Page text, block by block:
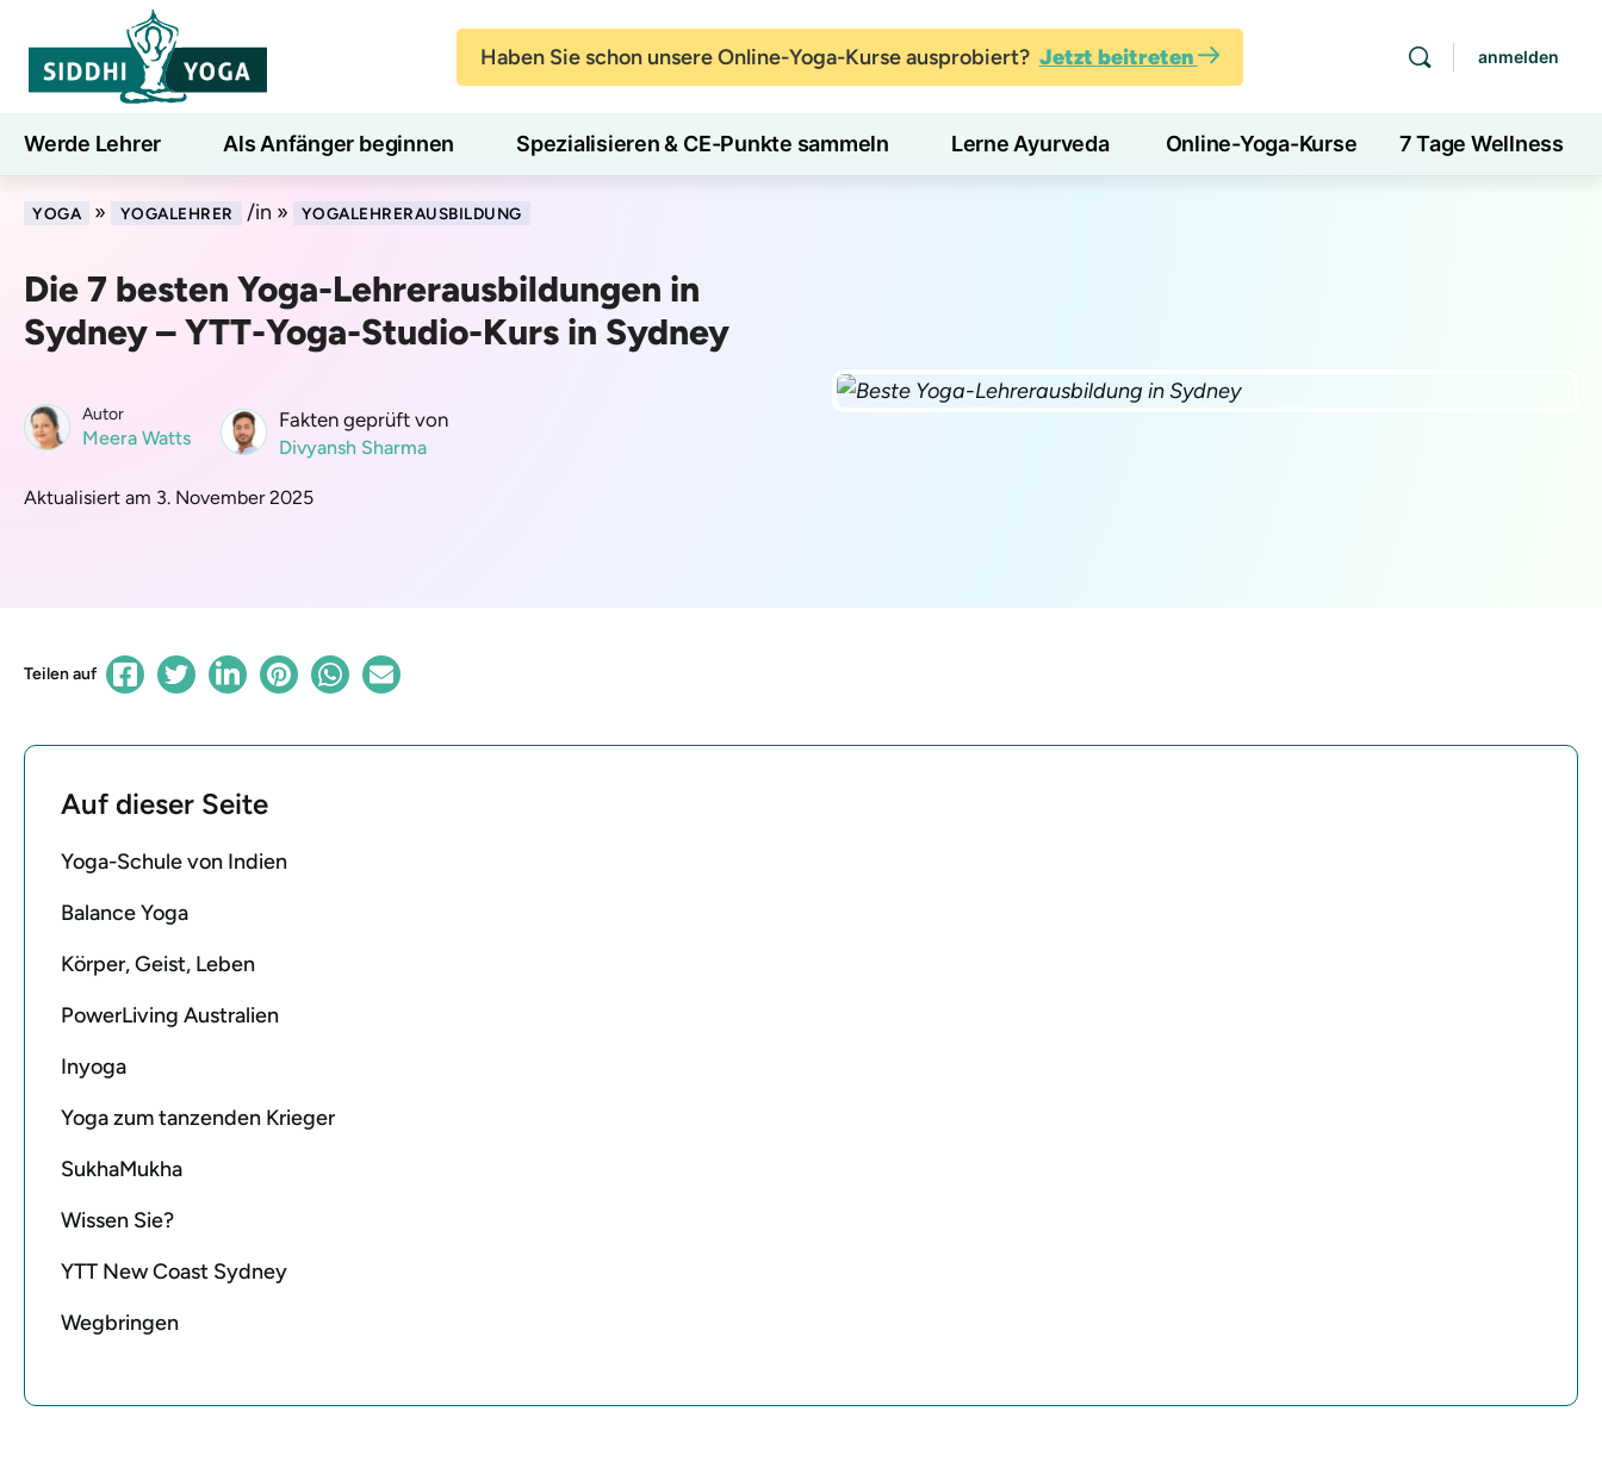
Haben Sie schon unsere Online-Yoga-Kurse ausprobiert? Jetzt beitreten anmelden
Werde Lehrer Als Anfänger beginnen Spezialisieren & CE-Punkte sammeln Lerne Ayurveda Online-Yoga-Kurse 7 Tage Wellness
Blog Lernen
YOGA » YOGALEHRER /in » YOGALEHRERAUSBILDUNG
Die 7 besten Yoga-Lehrerausbildungen in
Sydney – YTT-Yoga-Studio-Kurs in Sydney
Autor
Meera Watts
Fakten geprüft von
Divyansh Sharma
Aktualisiert am 3. November 2025
Teilen auf
Auf dieser Seite
Yoga-Schule von Indien
Balance Yoga
Körper, Geist, Leben
PowerLiving Australien
Inyoga
Yoga zum tanzenden Krieger
SukhaMukha
Wissen Sie?
YTT New Coast Sydney
Wegbringen